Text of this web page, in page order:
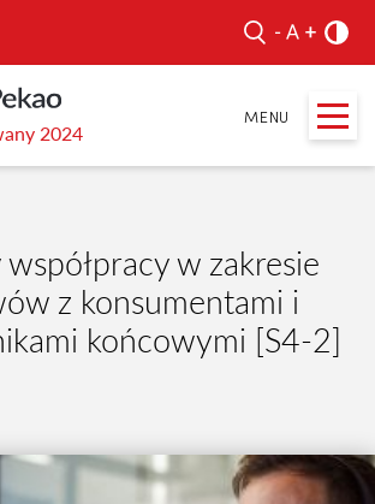
2024
współpracy w zakresie
z konsumentami i
końcowymi [S4-2]